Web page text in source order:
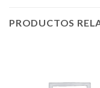
PRODUCTOS